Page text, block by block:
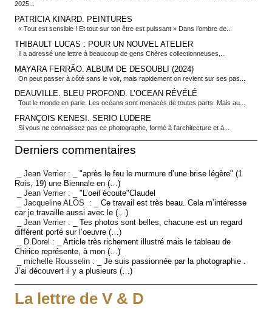
2025...
PATRICIA KINARD. PEINTURES
« Tout est sensible ! Et tout sur ton être est puissant » Dans l’ombre de...
THIBAULT LUCAS : POUR UN NOUVEL ATELIER
Il a adressé une lettre à beaucoup de gens Chères collectionneuses,...
MAYARA FERRÃO. ALBUM DE DESOUBLI (2024)
On peut passer à côté sans le voir, mais rapidement on revient sur ses pas...
DEAUVILLE. BLEU PROFOND. L’OCEAN RÉVÉLÉ
Tout le monde en parle. Les océans sont menacés de toutes parts. Mais au...
FRANÇOIS KENESI. SERIO LUDERE
Si vous ne connaissez pas ce photographe, formé à l’architecture et à...
Derniers commentaires
_ Jean Verrier :
_ "après le feu le murmure d’une brise légère" (1
Rois, 19) une Biennale en (…)
_ Jean Verrier :
_ "L’oeil écoute"Claudel
_ Jacqueline ALOS :
_ Ce travail est très beau. Cela m’intéresse
car je travaille aussi avec le (…)
_ Jean Verrier :
_ Tes photos sont belles, chacune est un regard
différent porté sur l’oeuvre (…)
_ D.Dorel :
_ Article très richement illustré mais le tableau de
Chirico représente, à mon (…)
_ michelle Rousselin :
_ Je suis passionnée par la photographie .
J’ai découvert il y a plusieurs (…)
La lettre de V & D